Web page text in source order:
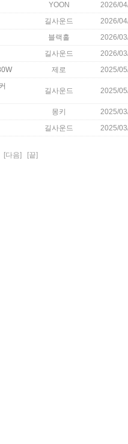
YOON 2026/
길사운드 2026/
블랙홀 2026/
길사운드 2026/
제로 2025/
길사운드 2025/
몽키 2025/
길사운드 2025/
[다음] [끝]